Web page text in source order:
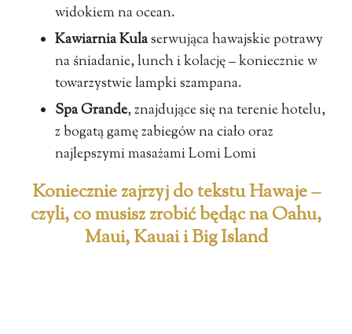
widokiem na ocean.
Kawiarnia Kulaserwująca hawajskie potrawy
na śniadanie, lunch i kolację – koniecznie w
towarzystwie lampki szampana.
Spa Grande, znajdujące się na terenie hotelu,
z bogatą gamę zabiegów na ciało oraz
najlepszymi masażami Lomi Lomi
Koniecznie zajrzyj do tekstu Hawaje –
czyli, co musisz zrobić będąc na Oahu,
Maui, Kauai i Big Island